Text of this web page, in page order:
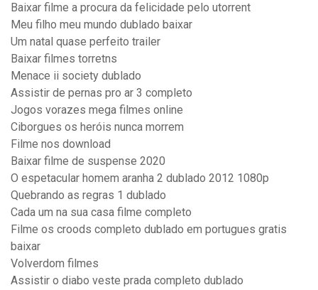
Baixar filme a procura da felicidade pelo utorrent
Meu filho meu mundo dublado baixar
Um natal quase perfeito trailer
Baixar filmes torretns
Menace ii society dublado
Assistir de pernas pro ar 3 completo
Jogos vorazes mega filmes online
Ciborgues os heróis nunca morrem
Filme nos download
Baixar filme de suspense 2020
O espetacular homem aranha 2 dublado 2012 1080p
Quebrando as regras 1 dublado
Cada um na sua casa filme completo
Filme os croods completo dublado em portugues gratis
baixar
Volverdom filmes
Assistir o diabo veste prada completo dublado